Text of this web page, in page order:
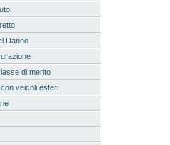
Danno
di merito
veicoli esteri